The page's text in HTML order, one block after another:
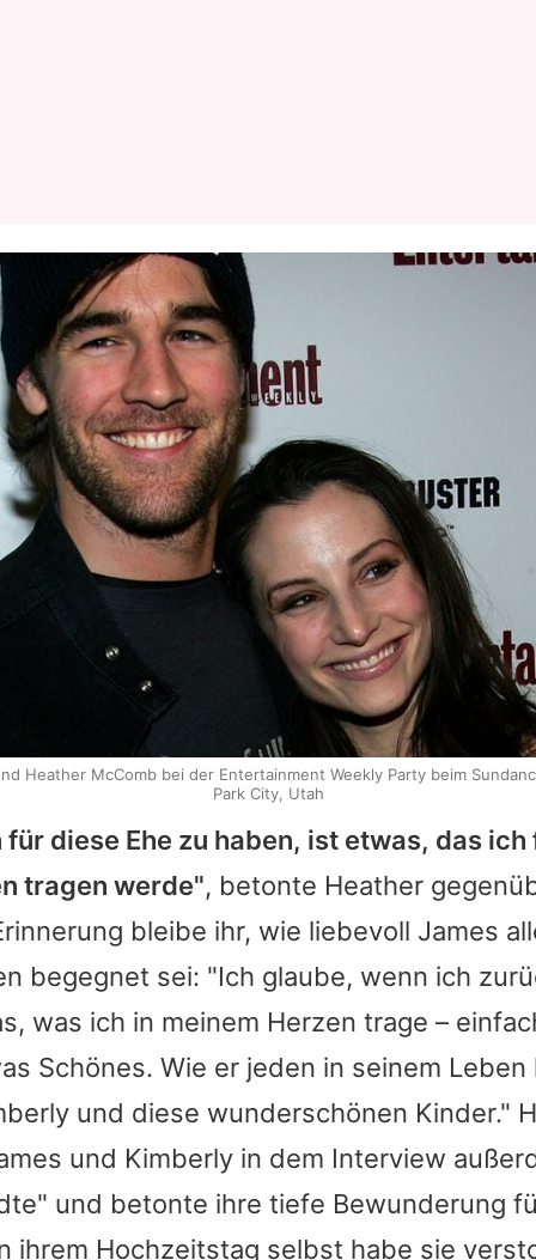
für diese Ehe zu haben, ist etwas, das
tragen werde", betonte Heather
bleibe ihr, wie liebevoll James
begegnet sei: "Ich glaube, wenn ich
was ich in meinem Herzen trage –
Schönes. Wie er jeden in seinem Leben
und diese wunderschönen Kinder."
und Kimberly in dem Interview
und betonte ihre tiefe Bewunderung
ihrem Hochzeitstag selbst habe sie
Heather McComb bei der Entertainment Weekly Party beim
Park City, Utah